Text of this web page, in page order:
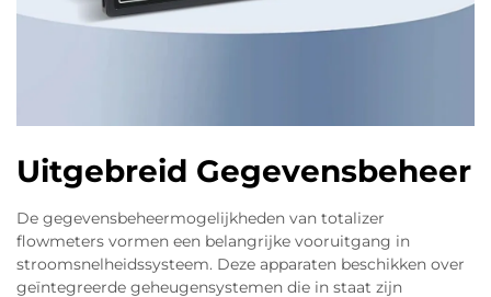
Uitgebreid Gegevensbeheer
De gegevensbeheermogelijkheden van totalizer
flowmeters vormen een belangrijke vooruitgang in
stroomsnelheidssysteem. Deze apparaten beschikken over
geïntegreerde geheugensystemen die in staat zijn